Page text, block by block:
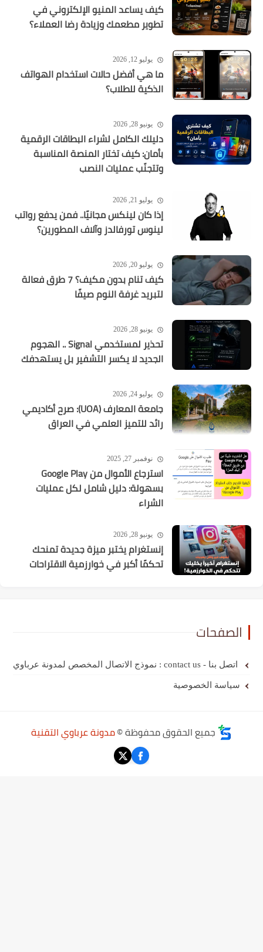
كيف يساعد المنيو الإلكتروني في
تطوير مطعمك وزيادة رضا العملاء؟
يوليو 12, 2026
ما هي أفضل حالات استخدام الهواتف
الذكية للطلاب؟
يونيو 28, 2026
دليلك الكامل لشراء البطاقات الرقمية
بأمان: كيف تختار المنصة المناسبة
وتتجنّب عمليات النصب
يوليو 21, 2026
إذا كان لينكس مجانيًا.. فمن يدفع رواتب
لينوس تورفالدز وآلاف المطورين؟
يوليو 20, 2026
كيف تنام بدون مكيف؟ 7 طرق فعالة
لتبريد غرفة النوم صيفًا
يونيو 28, 2026
تحذير لمستخدمي Signal .. الهجوم
الجديد لا يكسر التشفير بل يستهدفك
يوليو 24, 2026
جامعة المعارف (UOA): صرح أكاديمي
رائد للتميز العلمي في العراق
نوفمبر 27, 2025
استرجاع الأموال من Google Play
بسهولة: دليل شامل لكل عمليات
الشراء
يونيو 28, 2026
إنستغرام يختبر ميزة جديدة تمنحك
تحكمًا أكبر في خوارزمية الاقتراحات
الصفحات
اتصل بنا - contact us : نموذج الاتصال المخصص لمدونة عرباوي
سياسة الخصوصية
جميع الحقوق محفوظة ©مدونة عرباوي التقنية